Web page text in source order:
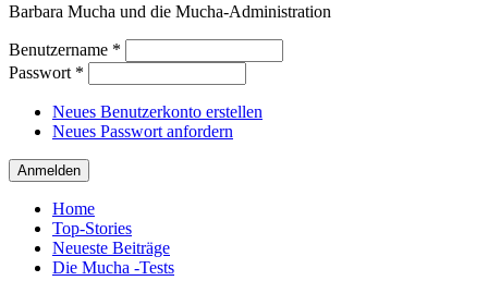
Barbara Mucha und die Mucha-Administration
Benutzername *
Passwort *
Neues Benutzerkonto erstellen
Neues Passwort anfordern
Home
Top-Stories
Neueste Beiträge
Die Mucha -Tests